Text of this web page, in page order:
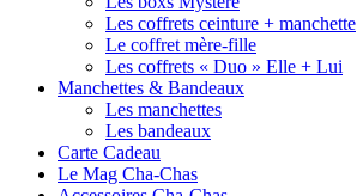
Les coffrets ceinture + manchette
Le coffret mère-fille
Les coffrets « Duo » Elle + Lui
Manchettes & Bandeaux
Les manchettes
Les bandeaux
Carte Cadeau
Le Mag Cha-Chas